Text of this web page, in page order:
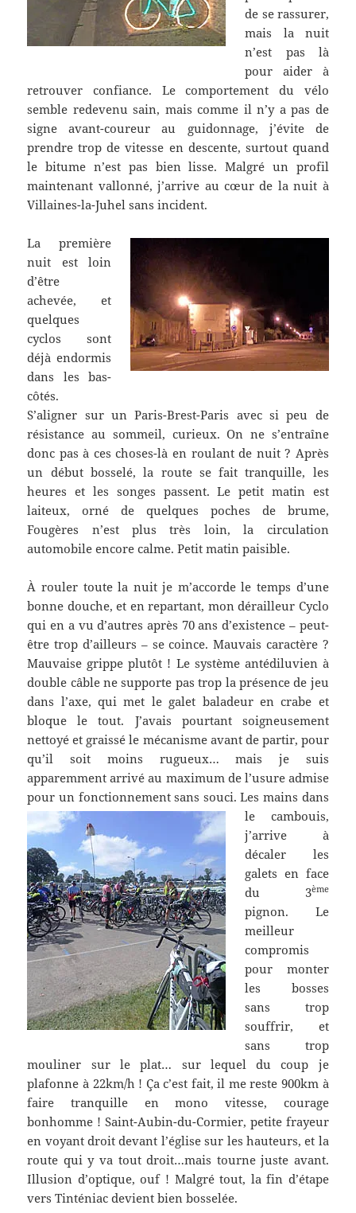
de se rassurer,
mais la nuit
n’est pas là
pour aider à
retrouver confiance. Le comportement du vélo
semble redevenu sain, mais comme il n’y a pas de
signe avant-coureur au guidonnage, j’évite de
prendre trop de vitesse en descente, surtout quand
le bitume n’est pas bien lisse. Malgré un profil
maintenant vallonné, j’arrive au cœur de la nuit à
Villaines-la-Juhel sans incident.
La première
nuit est loin
d’être
achevée, et
quelques
cyclos sont
déjà endormis
dans les bas-
côtés.
S’aligner sur un Paris-Brest-Paris avec si peu de
résistance au sommeil, curieux. On ne s’entraîne
donc pas à ces choses-là en roulant de nuit ? Après
un début bosselé, la route se fait tranquille, les
heures et les songes passent. Le petit matin est
laiteux, orné de quelques poches de brume,
Fougères n’est plus très loin, la circulation
automobile encore calme. Petit matin paisible.
À rouler toute la nuit je m’accorde le temps d’une
bonne douche, et en repartant, mon dérailleur Cyclo
qui en a vu d’autres après 70 ans d’existence – peut-
être trop d’ailleurs – se coince. Mauvais caractère ?
Mauvaise grippe plutôt ! Le système antédiluvien à
double câble ne supporte pas trop la présence de jeu
dans l’axe, qui met le galet baladeur en crabe et
bloque le tout. J’avais pourtant soigneusement
nettoyé et graissé le mécanisme avant de partir, pour
qu’il soit moins rugueux… mais je suis
apparemment arrivé au maximum de l’usure admise
pour un fonctionnement sans souci.Les mains dans
le cambouis,
j’arrive à
décaler les
galets en face
du 3ème
pignon. Le
meilleur
compromis
pour monter
les bosses
sans trop
souffrir, et
sans trop
mouliner sur le plat… sur lequel du coup je
plafonne à 22km/h ! Ça c’est fait, il me reste 900km à
faire tranquille en mono vitesse, courage
bonhomme ! Saint-Aubin-du-Cormier, petite frayeur
en voyant droit devant l’église sur les hauteurs, et la
route qui y va tout droit…mais tourne juste avant.
Illusion d’optique, ouf ! Malgré tout, la fin d’étape
vers Tinténiac devient bien bosselée.